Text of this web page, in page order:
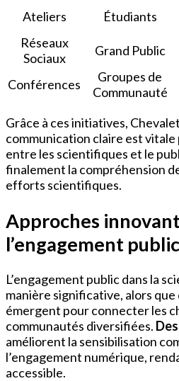
Ateliers Étudiants
Réseaux
Sociaux
Grand Public
Conférences
Groupes de
Communauté
Grâce à ces initiatives,
communication claire est
entre les scientifiques et le
finalement la compréhension
efforts scientifiques.
Approches
l’engagement public
L’engagement public dans la
manière significative, alors
émergent pour connecter les
communautés diversifiées.
améliorent la sensibilisation
l’engagement numérique,
accessible.